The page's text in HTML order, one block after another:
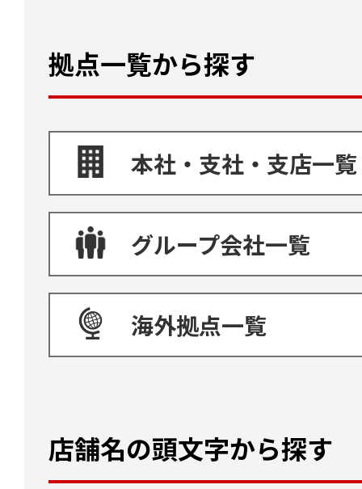
拠点一覧から探す
本社・支社・支店一覧
グループ会社一覧
海外拠点一覧
店舗名の頭文字から探す